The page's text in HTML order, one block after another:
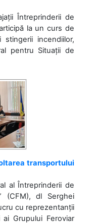
Întreprinderii de
la un curs de
incendiilor,
pentru Situații de
transportului
al Întreprinderii de
(CFM), dl Serghei
cu reprezentanții
ai Grupului Feroviar